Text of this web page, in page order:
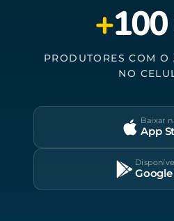
+
PRODUTORES COM
NO
Baixar
App